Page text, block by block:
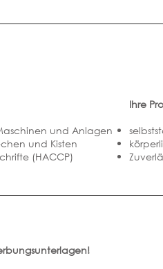
und Anlagen
und Kisten
(HACCP)
Ihre